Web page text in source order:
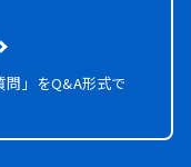
問」をQ&A形式で